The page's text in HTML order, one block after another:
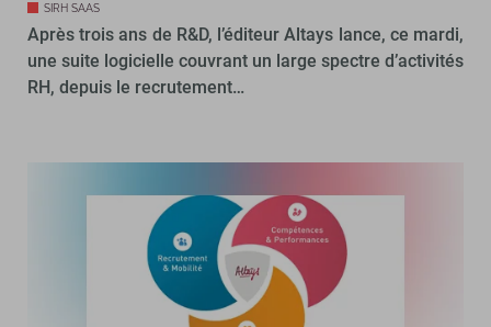
SIRH SAAS
Après trois ans de R&D, l’éditeur Altays lance, ce mardi,
une suite logicielle couvrant un large spectre d’activités
RH, depuis le recrutement…